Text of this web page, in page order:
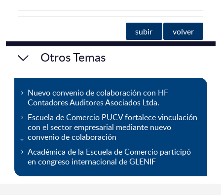
subir volver
Otros Temas
Nuevo convenio de colaboración con HF
Contadores Auditores Asociados Ltda.
Escuela de Comercio PUCV fortalece vinculación
con el sector empresarial mediante nuevo
convenio de colaboración
Académica de la Escuela de Comercio participó
en congreso internacional de GLENIF